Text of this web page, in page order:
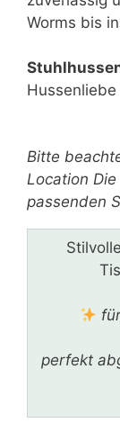
Worms bis
Bitte
Location
passenden
perfekt